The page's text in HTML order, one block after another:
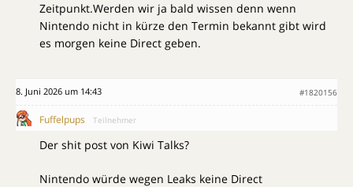
Zeitpunkt.Werden wir ja bald wissen denn wenn
Nintendo nicht in kürze den Termin bekannt gibt wird
es morgen keine Direct geben.
8. Juni 2026 um 14:43 #1820156
Fuffelpups Teilnehmer
Der shit post von Kiwi Talks?
Nintendo würde wegen Leaks keine Direct